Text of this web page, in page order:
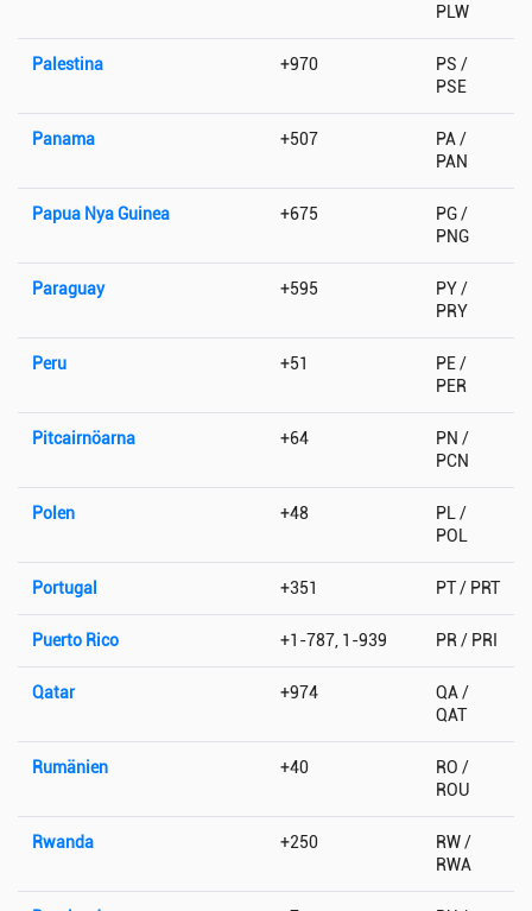
PLW
Palestina +970
PS /
PSE
Panama +507
PA /
PAN
Papua Nya Guinea +675
PG /
PNG
Paraguay +595
PY /
PRY
Peru +51
PE /
PER
Pitcairnöarna +64
PN /
PCN
Polen +48
PL /
POL
Portugal +351 PT / PRT
Puerto Rico +1-787, 1-939 PR / PRI
Qatar +974
QA /
QAT
Rumänien +40
RO /
ROU
Rwanda +250
RW /
RWA